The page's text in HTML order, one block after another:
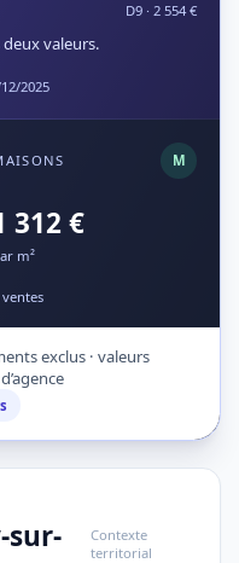
D9 · 2 554 €
valeurs.
2025
M
312 €
m²
ventes
exclus · valeurs
sur-
Contexte
territorial